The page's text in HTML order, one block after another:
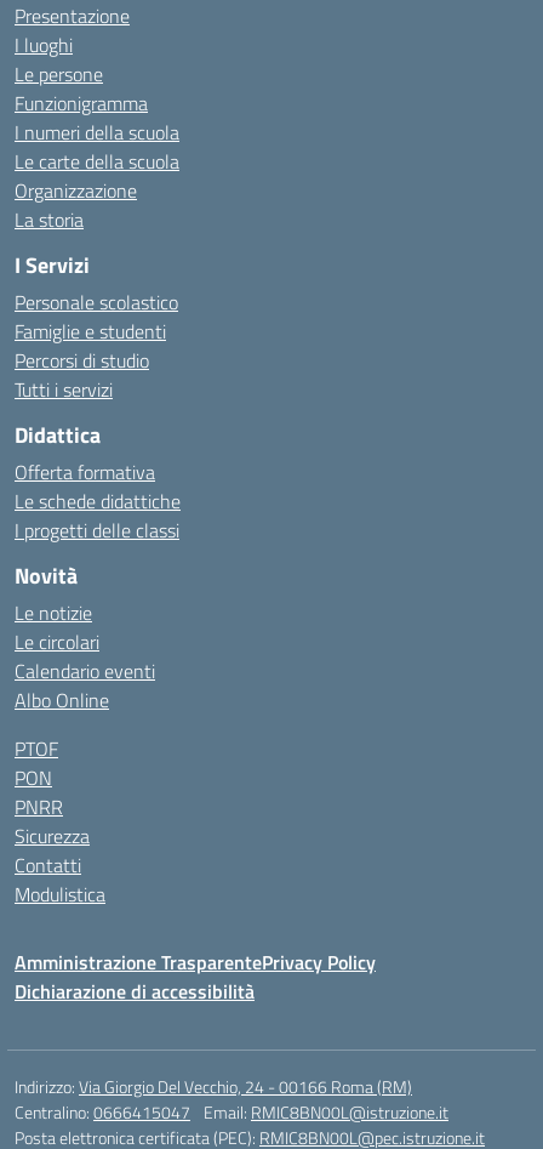
Presentazione
I luoghi
Le persone
Funzionigramma
I numeri della scuola
Le carte della scuola
Organizzazione
La storia
I Servizi
Personale scolastico
Famiglie e studenti
Percorsi di studio
Tutti i servizi
Didattica
Offerta formativa
Le schede didattiche
I progetti delle classi
Novità
Le notizie
Le circolari
Calendario eventi
Albo Online
PTOF
PON
PNRR
Sicurezza
Contatti
Modulistica
Amministrazione TrasparentePrivacy Policy
Dichiarazione di accessibilità
Indirizzo:Via Giorgio Del Vecchio, 24 - 00166 Roma (RM)
Centralino:0666415047 Email: RMIC8BN00L@istruzione.it
Posta elettronica certificata (PEC): RMIC8BN00L@pec.istruzione.it